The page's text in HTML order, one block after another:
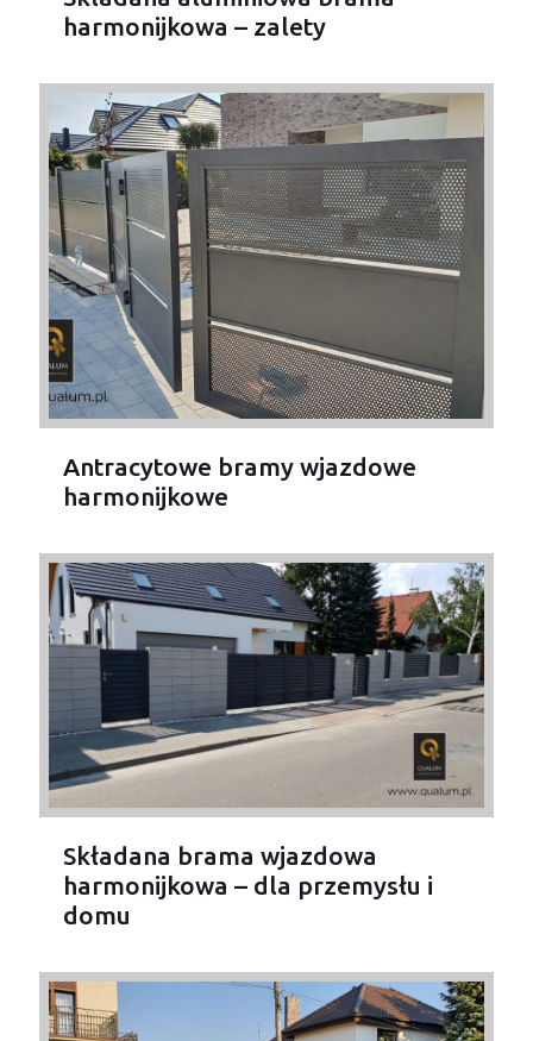
harmonijkowa – zalety
Antracytowe bramy wjazdowe
harmonijkowe
Składana brama wjazdowa
harmonijkowa – dla przemysłu i
domu